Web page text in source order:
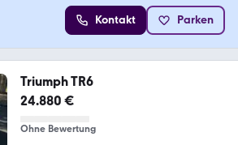
Kontakt Parken
Triumph TR6
24.880 €
Ohne Bewertung